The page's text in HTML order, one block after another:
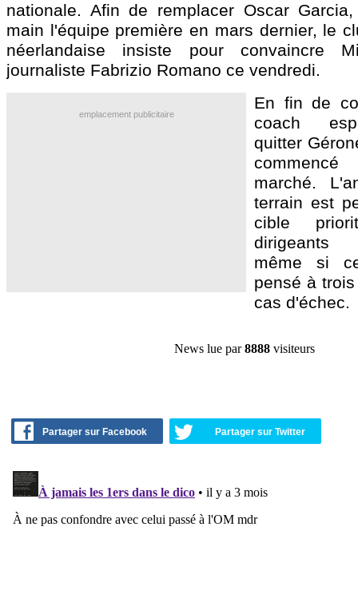
nationale. Afin de remplacer Oscar
main l'équipe première en mars dernier, le
néerlandaise insiste pour convaincre
journaliste Fabrizio Romano ce vendredi.
emplacement publicitaire
En fin de
coach
quitter
marché.
terrain est
cible
dirigeants
même si
pensé à
cas d'échec.
News lue par8888 visiteurs
Partager sur Facebook Partager sur Twitter